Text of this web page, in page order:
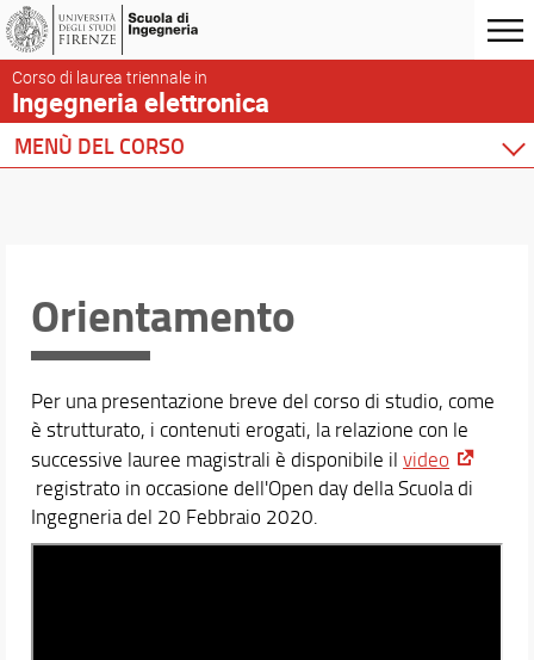
Corso di laurea triennale in
Ingegneria elettronica
MENÙ DEL CORSO
Insegnamenti
Piano di Studio
Guida dello studente
Conoscenza di altre lingue
Orientamento
Tutoraggio
Incontriamo le aziende
Mobilità internazionale
Valutazione della didattica
Orientamento
Per una presentazione breve del corso di studio, come
è strutturato, i contenuti erogati, la relazione con le
successive lauree magistrali è disponibile il video
registrato in occasione dell'Open day della Scuola di
Ingegneria del 20 Febbraio 2020.